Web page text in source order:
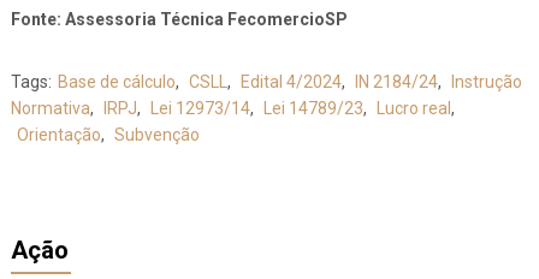
Fonte: Assessoria Técnica FecomercioSP
Tags: Base de cálculo, CSLL , Edital 4/2024, IN 2184/24,
Instrução
Normativa, IRPJ, Lei 12973/14, Lei 14789/23, Lucro real ,
Orientação, Subvenção
Ação